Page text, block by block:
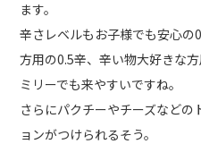
ます。
辛さレベルもお子様でも安心
方用の0.5辛、辛い物大好きな
ミリーでも来やすいですね。
さらにパクチーやチーズなど
ョンがつけられるそう。